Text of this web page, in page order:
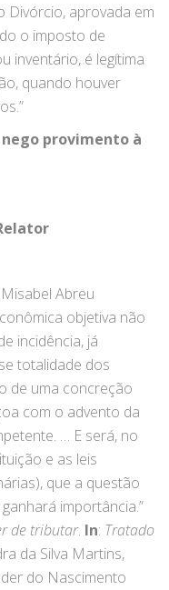
Divórcio, aprovada em
o imposto de
inventário, é legítima
quando houver
nego provimento à
Abreu
objetiva não
incidência, já
totalidade dos
de uma concreção
com o advento da
… E será, no
e as leis
que a questão
importância.”
de tributar. In: Tratado
da Silva Martins,
do Nascimento